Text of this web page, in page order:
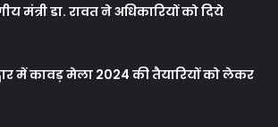
मंत्री डा. रावत ने अधिकारियों को दिये
में कावड़ मेला 2024 की तैयारियों को लेकर